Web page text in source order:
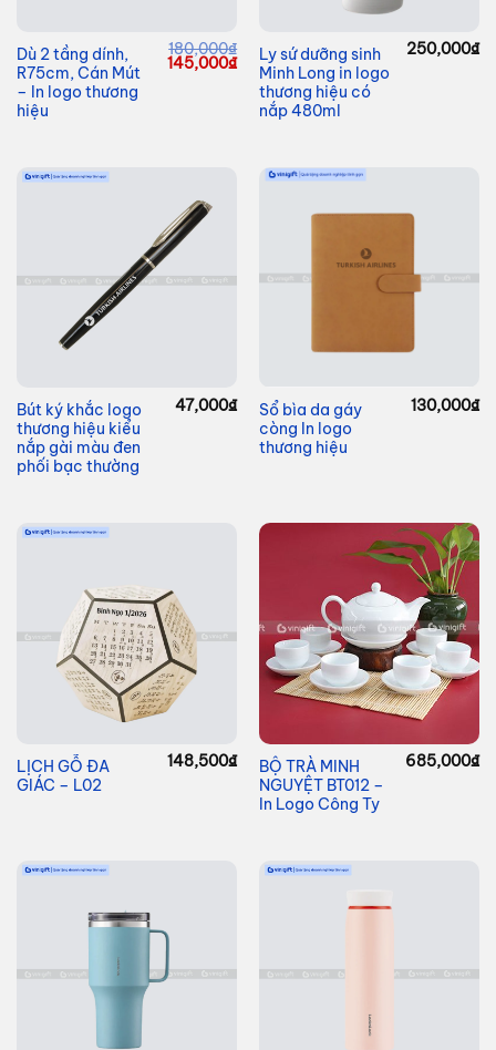
Dù 2 tầng dính,
R75cm, Cán Mút
– In logo thương
hiệu
180,000₫
Giá
gốc
145,000₫Giá
hiện
145,000₫.
Ly sứ dưỡng sinh
Minh Long in logo
thương hiệu có
nắp 480ml
250,000₫
Bút ký khắc logo
thương hiệu kiểu
nắp gài màu đen
phối bạc thường
47,000₫
Sổ bìa da gáy
còng In logo
thương hiệu
130,000₫
LỊCH GỖ ĐA
GIÁC – L02
148,500₫
BỘ TRÀ MINH
NGUYỆT BT012 –
In Logo Công Ty
685,000₫